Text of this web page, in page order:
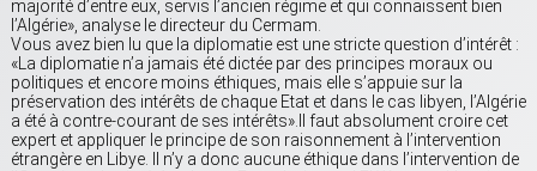
majorité d’entre eux, servis l’ancien régime et qui connaissent bien
l’Algérie», analyse le directeur du Cermam.
Vous avez bien lu que la diplomatie est une stricte question d’intérêt :
«La diplomatie n’a jamais été dictée par des principes moraux ou
politiques et encore moins éthiques, mais elle s’appuie sur la
préservation des intérêts de chaque Etat et dans le cas libyen, l’Algérie
a été à contre-courant de ses intérêts».Il faut absolument croire cet
expert et appliquer le principe de son raisonnement à l’intervention
étrangère en Libye. Il n’y a donc aucune éthique dans l’intervention de